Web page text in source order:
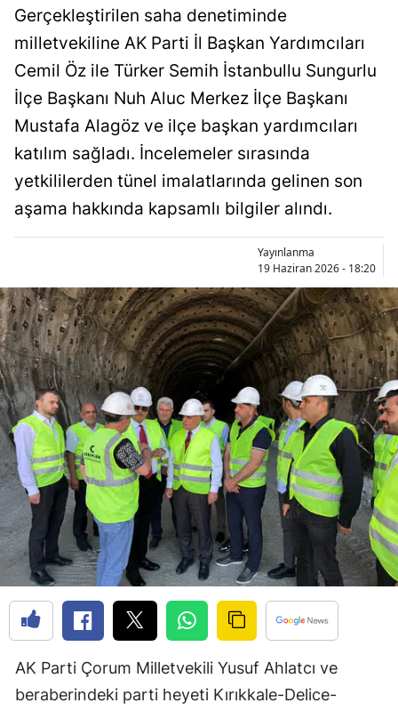
Burdur
Bursa
Çanakkale
Çankırı
Çorum
Denizli
Diyarbakır
Edirne
Elazığ
Erzincan
Erzurum
Eskişehir
Gaziantep
Giresun
Gümüşhane
Hakkari
Hatay
Isparta
Mersin
Gerçekleştirilen saha denetiminde
milletvekiline AK Parti İl Başkan Yardımcıları
Cemil Öz ile Türker Semih İstanbullu Sungurlu
İlçe Başkanı Nuh Aluc Merkez İlçe Başkanı
Mustafa Alagöz ve ilçe başkan yardımcıları
katılım sağladı. İncelemeler sırasında
yetkililerden tünel imalatlarında gelinen son
aşama hakkında kapsamlı bilgiler alındı.
Yayınlanma
19 Haziran 2026 - 18:20
AK Parti Çorum Milletvekili Yusuf Ahlatcı ve
beraberindeki parti heyeti Kırıkkale-Delice-